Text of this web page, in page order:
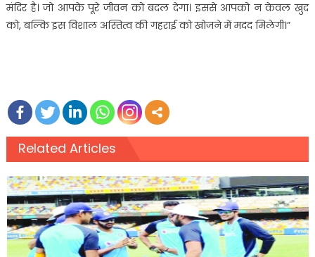
मंदिर है। जो आपके पूरे जीवन को बदल देगा। इससे आपको न केवल खुद
को, बल्कि इस विशाल अस्तित्व की गहराई को खोजने में मदद मिलेगी।”
Related Articles